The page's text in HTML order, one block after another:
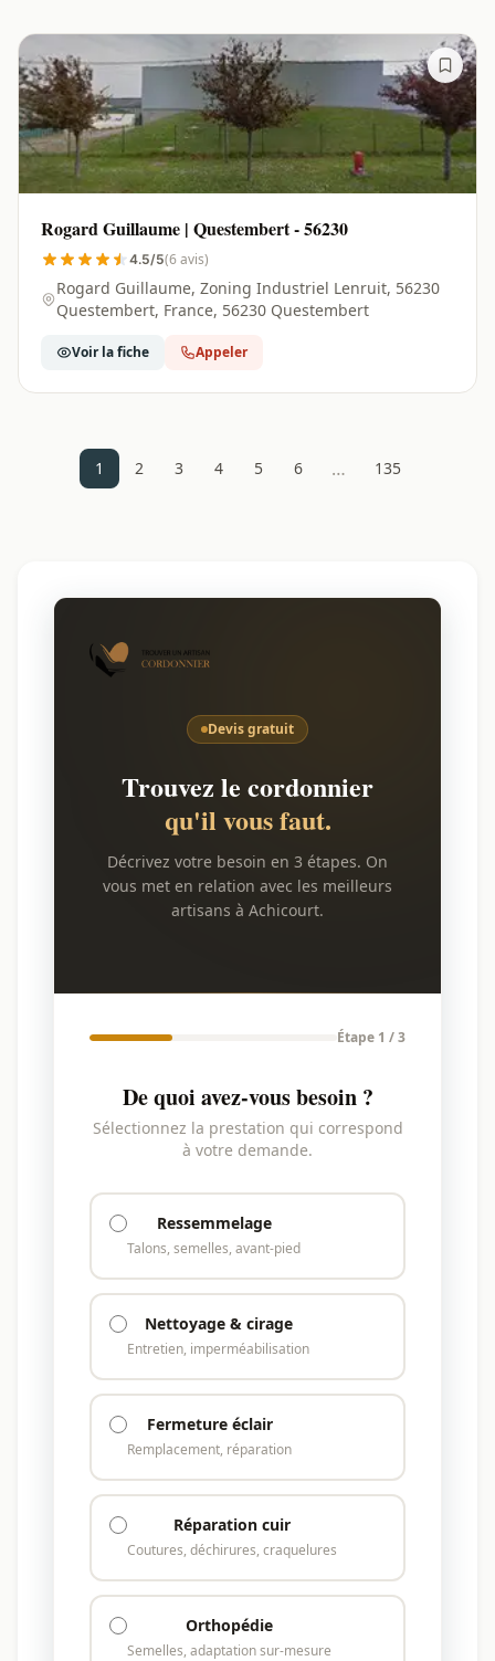
Rogard Guillaume | Questembert - 56230
4.5/5(6 avis)
Rogard Guillaume, Zoning Industriel Lenruit, 56230
Questembert, France, 56230 Questembert
Voir la fiche Appeler
1 2 3 4 5 6 … 135
Devis gratuit
Trouvez le cordonnier
qu'il vous faut.
Décrivez votre besoin en 3 étapes. On
vous met en relation avec les meilleurs
artisans à Achicourt.
Étape 1 / 3
De quoi avez-vous besoin ?
Sélectionnez la prestation qui correspond
à votre demande.
Ressemmelage
Talons, semelles, avant-pied
Nettoyage & cirage
Entretien, imperméabilisation
Fermeture éclair
Remplacement, réparation
Réparation cuir
Coutures, déchirures, craquelures
Orthopédie
Semelles, adaptation sur-mesure